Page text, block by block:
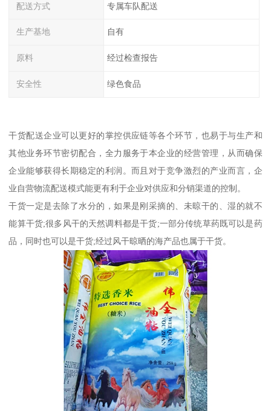
配送方式 专属车队配送
生产基地 自有
原料 经过检查报告
安全性 绿色食品
干货配送企业可以更好的掌控供应链等各个环节，也易于与生产和
其他业务环节密切配合，全力服务于本企业的经营管理，从而确保
企业能够获得长期稳定的利润。而且对于竞争激烈的产业而言，企
业自营物流配送模式能更有利于企业对供应和分销渠道的控制。
干货一定是去除了水分的，如果是刚采摘的、未晾干的、湿的就不
能算干货;很多风干的天然调料都是干货;一部分传统草药既可以是药
品，同时也可以是干货;经过风干晾晒的海产品也属于干货。